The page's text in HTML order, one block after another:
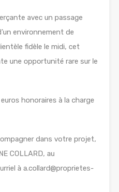
avec un passage
environnement de
fidèle le midi, cet
une opportunité rare sur le
honoraires à la charge
dans votre projet,
COLLARD, au
à a.collard@proprietes-